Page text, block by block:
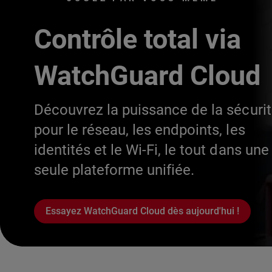
Contrôle total via
WatchGuard Cloud
Découvrez la puissance de la
pour le réseau, les endpoints, les
identités et le Wi-Fi, le tout dans une
seule plateforme unifiée.
Essayez WatchGuard Cloud dès aujourd'hui !